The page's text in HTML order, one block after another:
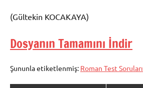
(Gültekin KOCAKAYA)
Dosyanın Tamamını İndir
Şununla etiketlenmiş: Roman Test Soruları